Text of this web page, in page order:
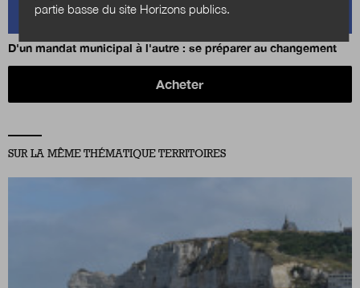
D'un mandat municipal à l'autre : se préparer au changement
Acheter
SUR LA MÊME THÉMATIQUE TERRITOIRES
partie basse du site Horizons publics.